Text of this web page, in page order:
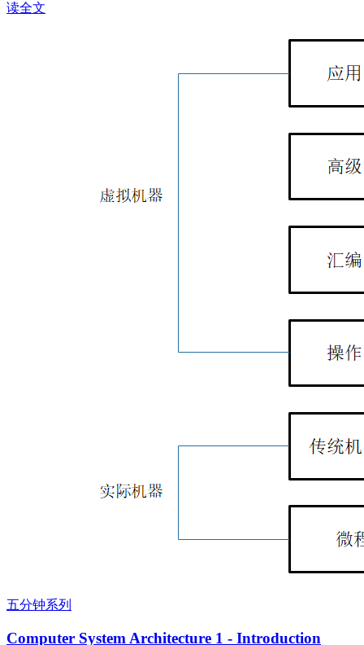
读全文
五分钟系列
Computer System Architecture 1 - Introduction